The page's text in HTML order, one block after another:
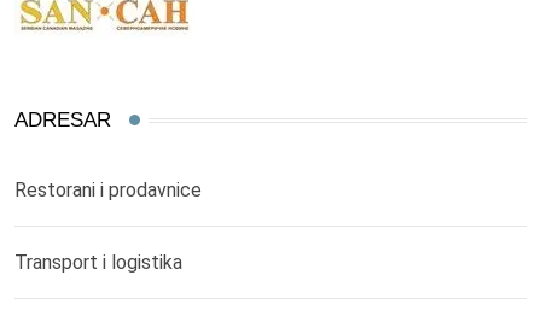
ADRESAR
Restorani i prodavnice
Transport i logistika